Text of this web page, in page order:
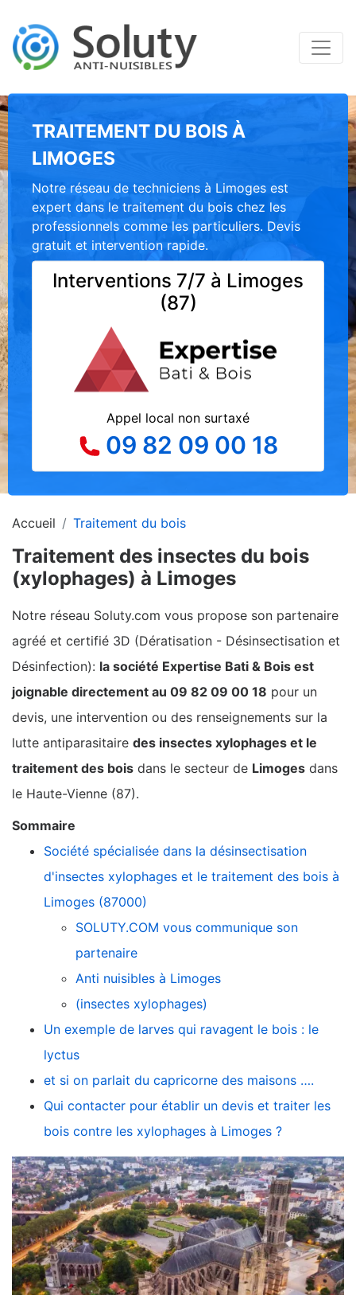
TRAITEMENT DU BOIS À
LIMOGES
Notre réseau de techniciens à Limoges est
expert dans le traitement du bois chez les
professionnels comme les particuliers. Devis
gratuit et intervention rapide.
Interventions 7/7 à Limoges
(87)
Appel local non surtaxé
09 82 09 00 18
Accueil Traitement du bois
Traitement des insectes du bois
(xylophages) à Limoges
Notre réseau Soluty.com vous propose son partenaire
agréé et certifié 3D (Dératisation - Désinsectisation et
Désinfection): la société Expertise Bati & Bois est
joignable directement au 09 82 09 00 18 pour un
devis, une intervention ou des renseignements sur la
lutte antiparasitaire des insectes xylophages et le
traitement des bois dans le secteur de Limoges dans
le Haute-Vienne (87).
Sommaire
Société spécialisée dans la désinsectisation
d'insectes xylophages et le traitement des bois à
Limoges (87000)
SOLUTY.COM vous communique son
partenaire
Anti nuisibles à Limoges
(insectes xylophages)
Un exemple de larves qui ravagent le bois : le
lyctus
et si on parlait du capricorne des maisons ….
Qui contacter pour établir un devis et traiter les
bois contre les xylophages à Limoges ?